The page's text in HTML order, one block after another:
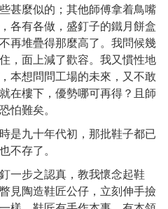
甚麼似的；其他師傅拿着鳥嘴
各有各做，盛釘子的鐵月餅盒
再堆疊得那麼高了。我問候幾
，面上減了歡容。我又慣性地
本想問問工場的未來，又不敢
在樓下，優勢哪可再得？且師
怕難矣。
是九十年代初，那批鞋子都已
不存了。
一步之認真，教我懷念起鞋
見陶造鞋匠公仔，立刻伸手撿